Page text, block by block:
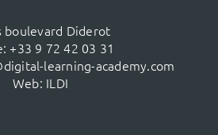
boulevard Diderot
+33 9 72 42 03 31
learning-academy.com
Web: ILDI